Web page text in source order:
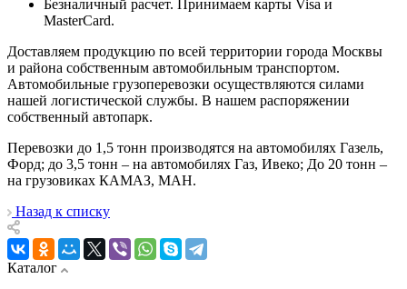
Безналичный расчет. Принимаем карты Visa и
MasterCard.
Доставляем продукцию по всей территории города Москвы
и района собственным автомобильным транспортом.
Автомобильные грузоперевозки осуществляются силами
нашей логистической службы. В нашем распоряжении
собственный автопарк.
Перевозки до 1,5 тонн производятся на автомобилях Газель,
Форд; до 3,5 тонн – на автомобилях Газ, Ивеко; До 20 тонн –
на грузовиках КАМАЗ, МАН.
Назад к списку
Каталог